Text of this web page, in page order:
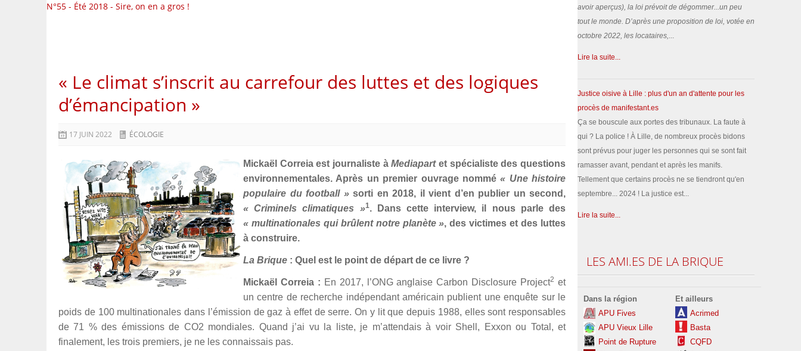
N°55 - Été 2018 - Sire, on en a gros !
« Le climat s’inscrit au carrefour des luttes et des logiques
d’émancipation »
17 JUIN 2022 ÉCOLOGIE
Mickaël Correia est journaliste àMediapartet spécialiste des questions
environnementales. Après un premier ouvrage nommé« Une histoire
populaire du football »sorti en 2018, il vient d’en publier un second,
« Criminels climatiques »1. Dans cette interview, il nous parle des
« multinationales qui brûlent notre planète », des victimes et des luttes
à construire.
La Brique : Quel est le point de départ de ce livre ?
Mickaël Correia : En 2017, l’ONG anglaise Carbon Disclosure Project2 et
un centre de recherche indépendant américain publient une enquête sur le
poids de 100 multinationales dans l’émission de gaz à effet de serre. On y lit que depuis 1988, elles sont responsables
de 71 % des émissions de CO2 mondiales. Quand j’ai vu la liste, je m’attendais à voir Shell, Exxon ou Total, et
finalement, les trois premiers, je ne les connaissais pas.
avoir aperçus), la loi prévoit de dégommer...un peu
tout le monde. D’après une proposition de loi, votée en
octobre 2022, les locataires,...
Lire la suite...
Justice oisive à Lille : plus d'un an d'attente pour les
procès de manifestant.es
Ça se bouscule aux portes des tribunaux. La faute à
qui ? La police ! À Lille, de nombreux procès bidons
sont prévus pour juger les personnes qui se sont fait
ramasser avant, pendant et après les manifs.
Tellement que certains procès ne se tiendront qu'en
septembre... 2024 ! La justice est...
Lire la suite...
LES AMI.ES DE LA BRIQUE
Dans la région
APU Fives
APU Vieux Lille
Point de Rupture
Et ailleurs
Acrimed
Basta
CQFD